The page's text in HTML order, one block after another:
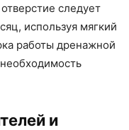
следует
используя мягкий
работы дренажной
и